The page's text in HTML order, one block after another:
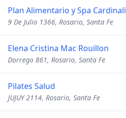
Plan Alimentario y Spa Cardinali
9 De Julio 1366, Rosario, Santa Fe
Elena Cristina Mac Rouillon
Dorrego 861, Rosario, Santa Fe
Pilates Salud
JUJUY 2114, Rosario, Santa Fe